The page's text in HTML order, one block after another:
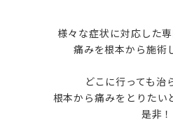
様々な症状に対応した
痛みを根本から施術
どこに行っても治
根本から痛みをとりたい
是非！